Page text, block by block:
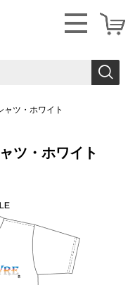
ャツ・ホワイト
ツ・ホワイト